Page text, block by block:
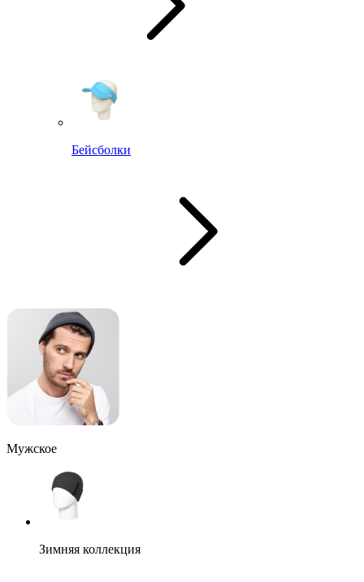
Бейсболки
Мужское
Зимняя коллекция